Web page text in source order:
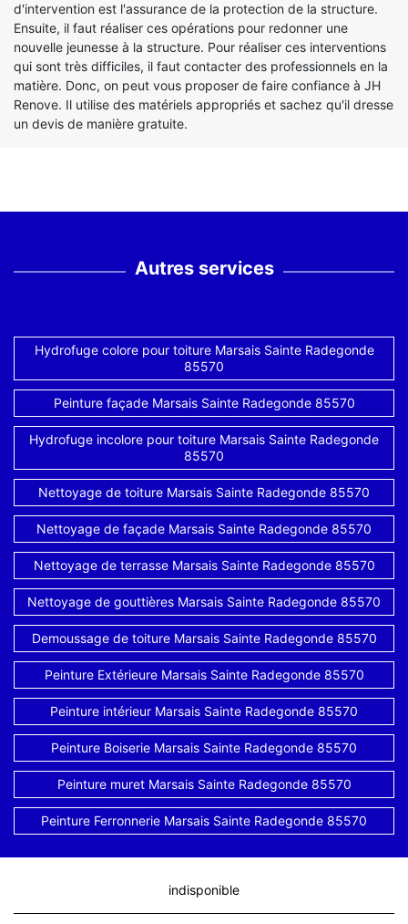
d'intervention est l'assurance de la protection de la structure.
Ensuite, il faut réaliser ces opérations pour redonner une
nouvelle jeunesse à la structure. Pour réaliser ces interventions
qui sont très difficiles, il faut contacter des professionnels en la
matière. Donc, on peut vous proposer de faire confiance à JH
Renove. Il utilise des matériels appropriés et sachez qu'il dresse
un devis de manière gratuite.
Autres services
Hydrofuge colore pour toiture Marsais Sainte Radegonde
85570
Peinture façade Marsais Sainte Radegonde 85570
Hydrofuge incolore pour toiture Marsais Sainte Radegonde
85570
Nettoyage de toiture Marsais Sainte Radegonde 85570
Nettoyage de façade Marsais Sainte Radegonde 85570
Nettoyage de terrasse Marsais Sainte Radegonde 85570
Nettoyage de gouttières Marsais Sainte Radegonde 85570
Demoussage de toiture Marsais Sainte Radegonde 85570
Peinture Extérieure Marsais Sainte Radegonde 85570
Peinture intérieur Marsais Sainte Radegonde 85570
Peinture Boiserie Marsais Sainte Radegonde 85570
Peinture muret Marsais Sainte Radegonde 85570
Peinture Ferronnerie Marsais Sainte Radegonde 85570
indisponible